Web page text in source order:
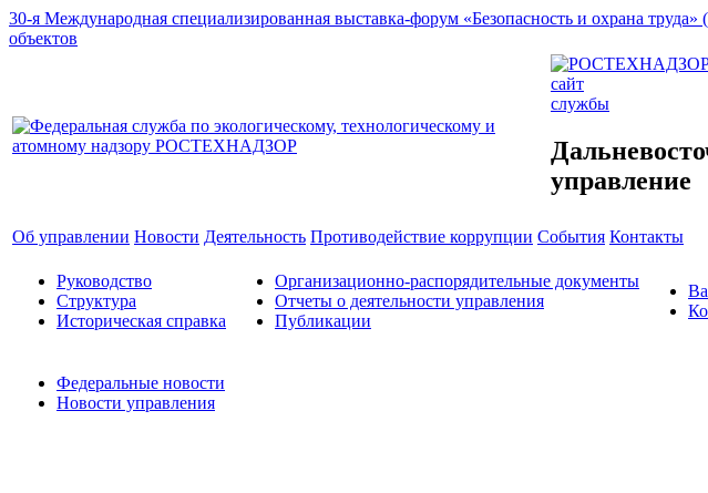
30-я Международная специализированная выставка-форум «Безопасность и охрана
объектов
сайт
службы
управление
Об управлении Новости Деятельность Противодействие коррупции События Контакты
Руководство
Структура
Историческая справка
Организационно-распорядительные документы
Отчеты о деятельности управления
Публикации
Федеральные новости
Новости управления